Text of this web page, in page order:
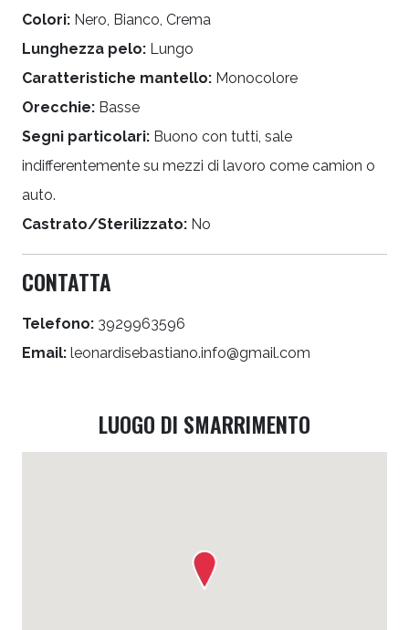
Colori: Nero, Bianco, Crema
Lunghezza pelo: Lungo
Caratteristiche mantello: Monocolore
Orecchie: Basse
Segni particolari: Buono con tutti, sale
indifferentemente su mezzi di lavoro come camion o
auto.
Castrato/Sterilizzato: No
CONTATTA
Telefono: 3929963596
Email: leonardisebastiano.info@gmail.com
LUOGO DI SMARRIMENTO